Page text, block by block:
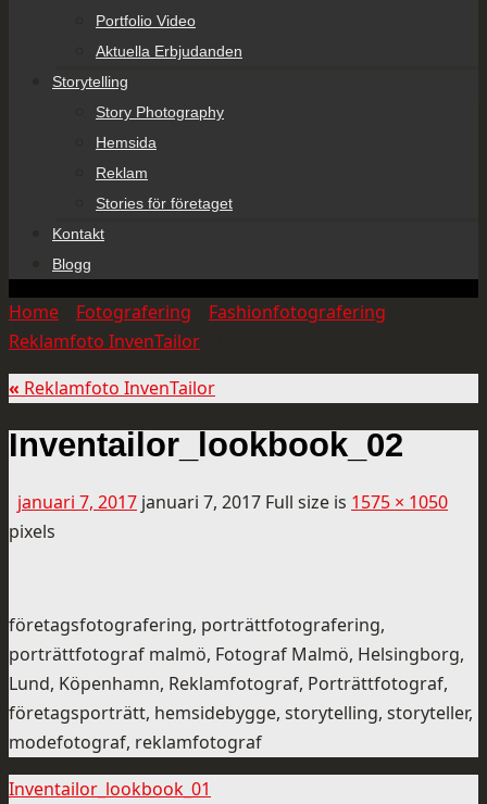
Portfolio Video
Aktuella Erbjudanden
Storytelling
Story Photography
Hemsida
Reklam
Stories för företaget
Kontakt
Blogg
Home Fotografering Fashionfotografering
Reklamfoto InvenTailor
« Reklamfoto InvenTailor
Inventailor_lookbook_02
januari 7, 2017 januari 7, 2017 Full size is 1575 × 1050
pixels
företagsfotografering, porträttfotografering,
porträttfotograf malmö, Fotograf Malmö, Helsingborg,
Lund, Köpenhamn, Reklamfotograf, Porträttfotograf,
företagsporträtt, hemsidebygge, storytelling, storyteller,
modefotograf, reklamfotograf
Inventailor_lookbook_01